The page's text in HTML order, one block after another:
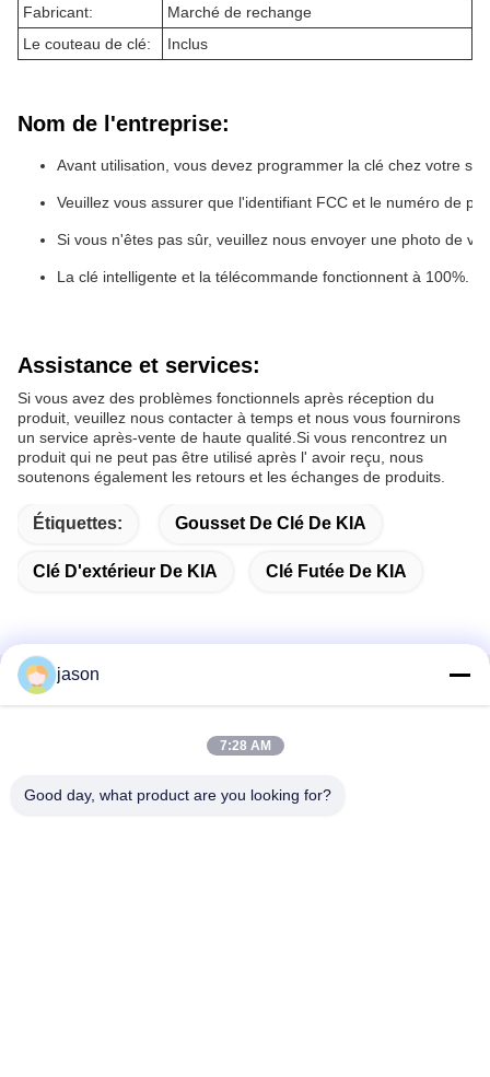
Fabricant:
Marché de rechange
Le couteau de clé:
Inclus
Nom de l'entreprise:
Avant utilisation, vous devez programmer la clé chez votre
Veuillez vous assurer que l'identifiant FCC et le numéro de
Si vous n'êtes pas sûr, veuillez nous envoyer une photo de
La clé intelligente et la télécommande fonctionnent à 100%.
Assistance et services:
Si vous avez des problèmes fonctionnels après réception du
produit, veuillez nous contacter à temps et nous vous fournirons
un service après-vente de haute qualité.Si vous rencontrez un
produit qui ne peut pas être utilisé après l' avoir reçu, nous
soutenons également les retours et les échanges de produits.
Étiquettes: Gousset De Clé De KIA
Clé D'extérieur De KIA Clé Futée De KIA
Contactez rapidement
7089 secteur 201101 Changhaï Chine de Zhongchun Rd
jason
7:28 AM
Good day, what product are you looking for?